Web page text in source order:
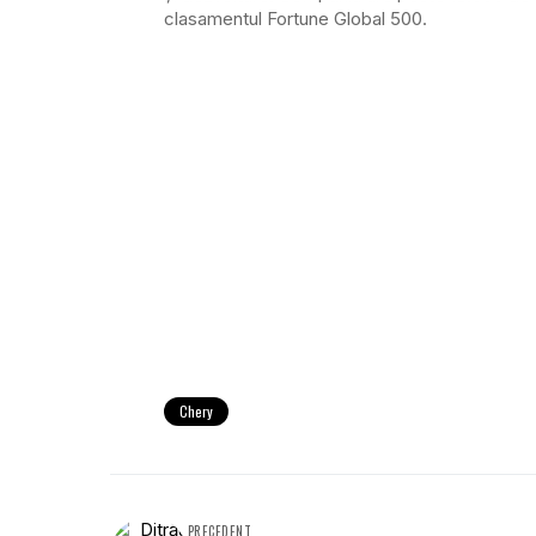
clasamentul Fortune Global 500.
Chery
PRECEDENT